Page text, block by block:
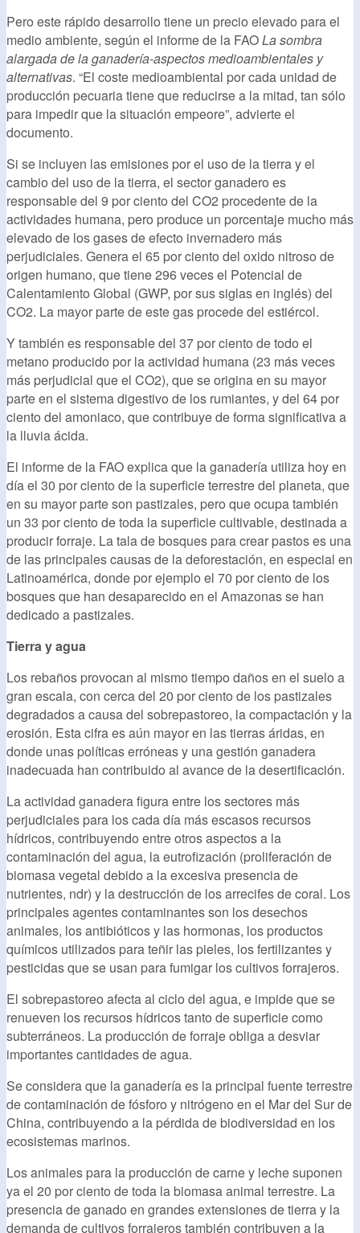
Pero este rápido desarrollo tiene un precio elevado para el
medio ambiente, según el informe de la FAOLa sombra
alargada de la ganadería-aspectos medioambientales y
alternativas. “El coste medioambiental por cada unidad de
producción pecuaria tiene que reducirse a la mitad, tan sólo
para impedir que la situación empeore”, advierte el
documento.
Si se incluyen las emisiones por el uso de la tierra y el
cambio del uso de la tierra, el sector ganadero es
responsable del 9 por ciento del CO2 procedente de la
actividades humana, pero produce un porcentaje mucho más
elevado de los gases de efecto invernadero más
perjudiciales. Genera el 65 por ciento del oxido nitroso de
origen humano, que tiene 296 veces el Potencial de
Calentamiento Global (GWP, por sus siglas en inglés) del
CO2. La mayor parte de este gas procede del estiércol.
Y también es responsable del 37 por ciento de todo el
metano producido por la actividad humana (23 más veces
más perjudicial que el CO2), que se origina en su mayor
parte en el sistema digestivo de los rumiantes, y del 64 por
ciento del amoniaco, que contribuye de forma significativa a
la lluvia ácida.
El informe de la FAO explica que la ganadería utiliza hoy en
día el 30 por ciento de la superficie terrestre del planeta, que
en su mayor parte son pastizales, pero que ocupa también
un 33 por ciento de toda la superficie cultivable, destinada a
producir forraje. La tala de bosques para crear pastos es una
de las principales causas de la deforestación, en especial en
Latinoamérica, donde por ejemplo el 70 por ciento de los
bosques que han desaparecido en el Amazonas se han
dedicado a pastizales.
Tierra y agua
Los rebaños provocan al mismo tiempo daños en el suelo a
gran escala, con cerca del 20 por ciento de los pastizales
degradados a causa del sobrepastoreo, la compactación y la
erosión. Esta cifra es aún mayor en las tierras áridas, en
donde unas políticas erróneas y una gestión ganadera
inadecuada han contribuido al avance de la desertificación.
La actividad ganadera figura entre los sectores más
perjudiciales para los cada día más escasos recursos
hídricos, contribuyendo entre otros aspectos a la
contaminación del agua, la eutrofización (proliferación de
biomasa vegetal debido a la excesiva presencia de
nutrientes, ndr) y la destrucción de los arrecifes de coral. Los
principales agentes contaminantes son los desechos
animales, los antibióticos y las hormonas, los productos
químicos utilizados para teñir las pieles, los fertilizantes y
pesticidas que se usan para fumigar los cultivos forrajeros.
El sobrepastoreo afecta al ciclo del agua, e impide que se
renueven los recursos hídricos tanto de superficie como
subterráneos. La producción de forraje obliga a desviar
importantes cantidades de agua.
Se considera que la ganadería es la principal fuente terrestre
de contaminación de fósforo y nitrógeno en el Mar del Sur de
China, contribuyendo a la pérdida de biodiversidad en los
ecosistemas marinos.
Los animales para la producción de carne y leche suponen
ya el 20 por ciento de toda la biomasa animal terrestre. La
presencia de ganado en grandes extensiones de tierra y la
demanda de cultivos forrajeros también contribuyen a la